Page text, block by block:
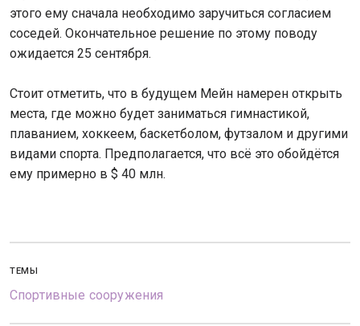
этого ему сначала необходимо заручиться согласием
соседей. Окончательное решение по этому поводу
ожидается 25 сентября.
Стоит отметить, что в будущем Мейн намерен открыть
места, где можно будет заниматься гимнастикой,
плаванием, хоккеем, баскетболом, футзалом и другими
видами спорта. Предполагается, что всё это обойдётся
ему примерно в $ 40 млн.
ТЕМЫ
Спортивные сооружения